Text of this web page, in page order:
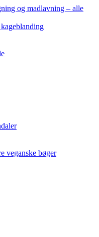
og madlavning – alle
veganske bøger